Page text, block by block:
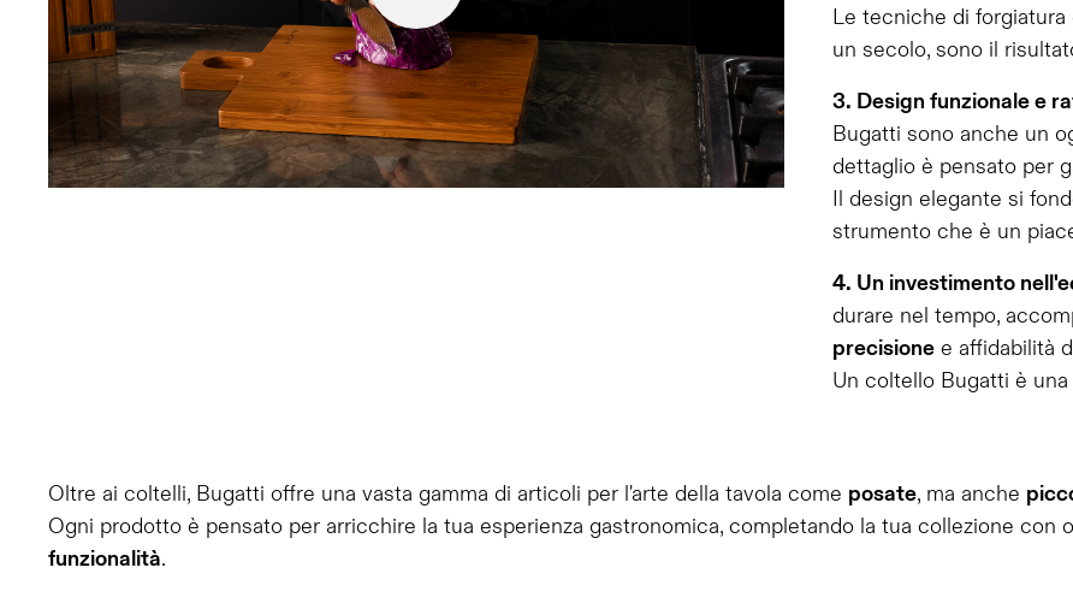
Le tecniche di forgiatura
un secolo, sono il
3. Design funzionale e
Bugatti sono anche un
dettaglio è pensato per
Il design elegante si
strumento che è un
4. Un investimento
durare nel tempo,
precisione e affidabilità
Un coltello Bugatti è una
Oltre ai coltelli, Bugatti offre una vasta gamma di articoli per l'arte della tavola come posate, ma anche
Ogni prodotto è pensato per arricchire la tua esperienza gastronomica, completando la tua collezione con
funzionalità.